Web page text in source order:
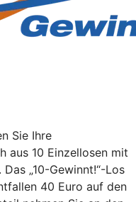
Sie Ihre
aus 10 Einzellosen mit
„10-Gewinnt!“-Los
40 Euro auf den